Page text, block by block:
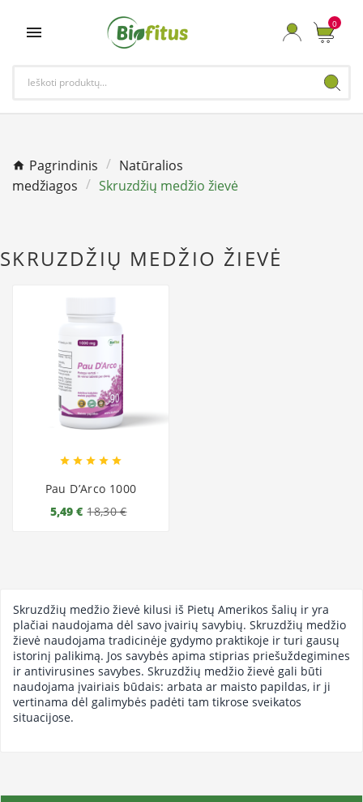
 0
Pagrindinis
Natūralios
medžiagos
Skruzdžių medžio žievė
SKRUZDŽIŲ MEDŽIO ŽIEVĖ
    
Pau D’Arco 1000
5,49 € 18,30 €
Skruzdžių medžio žievė kilusi iš Pietų Amerikos šalių ir yra
plačiai naudojama dėl savo įvairių savybių. Skruzdžių medžio
žievė naudojama tradicinėje gydymo praktikoje ir turi gausų
istorinį palikimą. Jos savybės apima stiprias priešuždegimines
ir antivirusines savybes. Skruzdžių medžio žievė gali būti
naudojama įvairiais būdais: arbata ar maisto papildas, ir ji
vertinama dėl galimybės padėti tam tikrose sveikatos
situacijose.